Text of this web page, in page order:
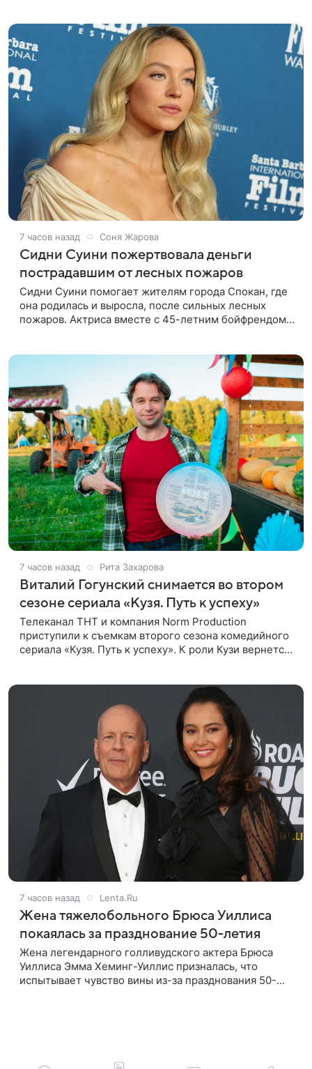
7 часов назад Соня Жарова
Сидни Суини пожертвовала деньги
пострадавшим от лесных пожаров
Сидни Суини помогает жителям города Спокан, где
она родилась и выросла, после сильных лесных
пожаров. Актриса вместе с 45-летним бойфрендом
7 часов назад Рита Захарова
Виталий Гогунский снимается во втором
сезоне сериала «Кузя. Путь к успеху»
Телеканал ТНТ и компания Norm Production
приступили к съемкам второго сезона комедийного
сериала «Кузя. Путь к успеху». К роли Кузи вернется
7 часов назад Lenta.Ru
Жена тяжелобольного Брюса Уиллиса
покаялась за празднование 50-летия
Жена легендарного голливудского актера Брюса
Уиллиса Эмма Хеминг-Уиллис призналась, что
испытывает чувство вины из-за празднования 50-